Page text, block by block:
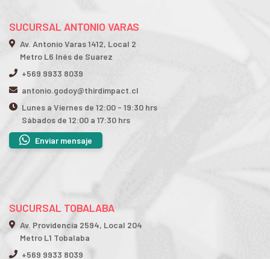
SUCURSAL ANTONIO VARAS
Av. Antonio Varas 1412, Local 2
Metro L6 Inés de Suarez
+569 9933 8039
antonio.godoy@thirdimpact.cl
Lunes a Viernes de 12:00 - 19:30 hrs
Sábados de 12:00 a 17:30 hrs
Enviar mensaje
SUCURSAL TOBALABA
Av. Providencia 2594, Local 204
Metro L1 Tobalaba
+569 9933 8039